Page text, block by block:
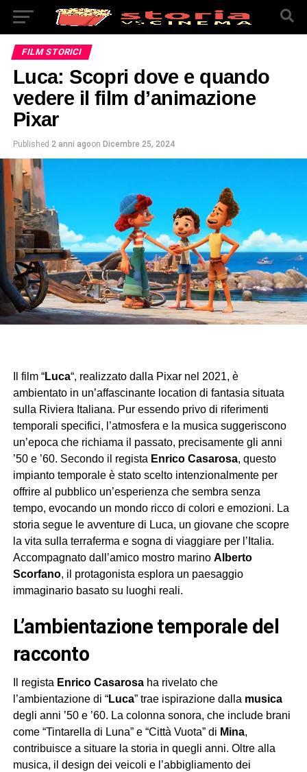
FILM STORICI
Luca: Scopri dove e quando
vedere il film d’animazione
Pixar
Published 2 anni agoon Dicembre 25, 2024
Il film “Luca“, realizzato dalla Pixar nel 2021, è
ambientato in un’affascinante location di fantasia situata
sulla Riviera Italiana. Pur essendo privo di riferimenti
temporali specifici, l’atmosfera e la musica suggeriscono
un’epoca che richiama il passato, precisamente gli anni
’50 e ’60. Secondo il regista Enrico Casarosa, questo
impianto temporale è stato scelto intenzionalmente per
offrire al pubblico un’esperienza che sembra senza
tempo, evocando un mondo ricco di colori e emozioni. La
storia segue le avventure di Luca, un giovane che scopre
la vita sulla terraferma e sogna di viaggiare per l’Italia.
Accompagnato dall’amico mostro marino Alberto
Scorfano, il protagonista esplora un paesaggio
immaginario basato su luoghi reali.
l’ambientazione temporale del
racconto
Il regista Enrico Casarosaha rivelato che
l’ambientazione di “Luca” trae ispirazione dalla musica
degli anni ’50 e ’60. La colonna sonora, che include brani
come “Tintarella di Luna” e “Città Vuota” di Mina,
contribuisce a situare la storia in quegli anni. Oltre alla
musica, il design dei veicoli e l’abbigliamento dei